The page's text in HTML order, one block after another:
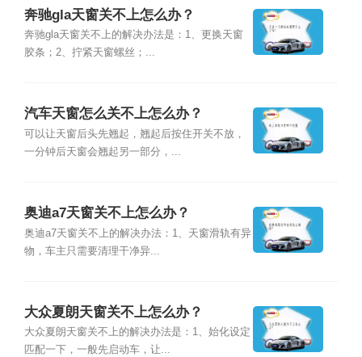
奔驰gla天窗关不上怎么办？
奔驰gla天窗关不上的解决办法是：1、更换天窗
胶条；2、拧紧天窗螺丝；...
汽车天窗怎么关不上怎么办？
可以让天窗后头先翘起，翘起后按住开关不放，
一分钟后天窗会翘起另一部分，...
奥迪a7天窗关不上怎么办？
奥迪a7天窗关不上的解决办法：1、天窗滑轨有异
物，车主只需要清理干净异...
大众夏朗天窗关不上怎么办？
大众夏朗天窗关不上的解决办法是：1、始化设定
匹配一下，一般先启动车，让...